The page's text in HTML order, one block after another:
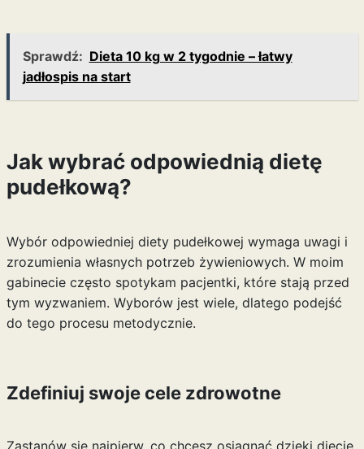
Sprawdź: Dieta 10 kg w 2 tygodnie – łatwy
jadłospis na start
Jak wybrać odpowiednią dietę
pudełkową?
Wybór odpowiedniej diety pudełkowej wymaga uwagi i
zrozumienia własnych potrzeb żywieniowych. W moim
gabinecie często spotykam pacjentki, które stają przed
tym wyzwaniem. Wyborów jest wiele, dlatego podejść
do tego procesu metodycznie.
Zdefiniuj swoje cele zdrowotne
Zastanów się najpierw, co chcesz osiągnąć dzięki diecie